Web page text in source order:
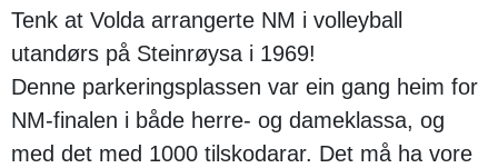
Tenk at Volda arrangerte NM i volleyball
utandørs på Steinrøysa i 1969!
Denne parkeringsplassen var ein gang heim for
NM-finalen i både herre- og dameklassa, og
med det med 1000 tilskodarar. Det må ha vore